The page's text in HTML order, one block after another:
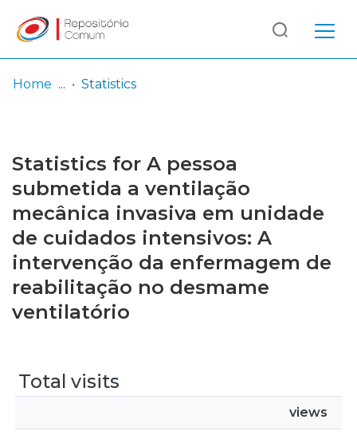
Browse repository
Entities
Log
In
(current)
Home Statistics
Statistics for A pessoa
submetida a ventilação
mecânica invasiva em unidade
de cuidados intensivos: A
intervenção da enfermagem de
reabilitação no desmame
ventilatório
Total visits
views